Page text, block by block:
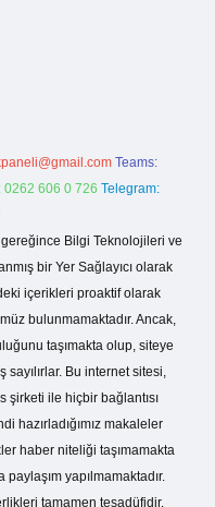
Teams:
0262 606 0 726 Telegram:
Bilgi Teknolojileri ve
bir Yer Sağlayıcı olarak
içerikleri proaktif olarak
bulunmamaktadır. Ancak,
taşımakta olup, siteye
Bu internet sitesi,
şirketi ile hiçbir bağlantısı
hazırladığımız makaleler
haber niteliği taşımamakta
yapılmamaktadır.
tamamen tesadüfidir.